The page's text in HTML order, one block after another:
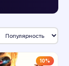
10%